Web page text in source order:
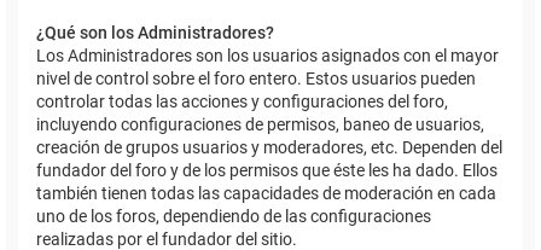
¿Qué son los Administradores?
Los Administradores son los usuarios asignados con el mayor
nivel de control sobre el foro entero. Estos usuarios pueden
controlar todas las acciones y configuraciones del foro,
incluyendo configuraciones de permisos, baneo de usuarios,
creación de grupos usuarios y moderadores, etc. Dependen del
fundador del foro y de los permisos que éste les ha dado. Ellos
también tienen todas las capacidades de moderación en cada
uno de los foros, dependiendo de las configuraciones
realizadas por el fundador del sitio.